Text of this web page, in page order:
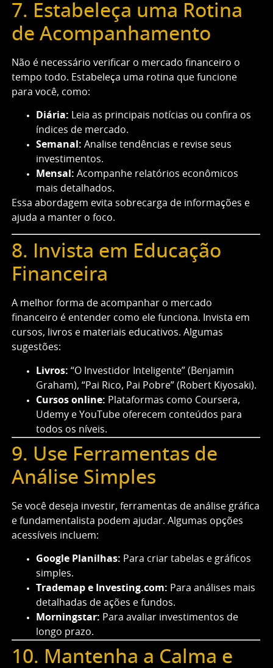
7. Estabeleça uma Rotina
de Acompanhamento
Não é necessário verificar o mercado financeiro o
tempo todo. Estabeleça uma rotina que funcione
para você, como:
Diária: Leia as principais notícias ou confira os
índices de mercado.
Semanal: Analise tendências e revise seus
investimentos.
Mensal: Acompanhe relatórios econômicos
mais detalhados.
Essa abordagem evita sobrecarga de informações e
ajuda a manter o foco.
8. Invista em Educação
Financeira
A melhor forma de acompanhar o mercado
financeiro é entender como ele funciona. Invista em
cursos, livros e materiais educativos. Algumas
sugestões:
Livros: “O Investidor Inteligente” (Benjamin
Graham), “Pai Rico, Pai Pobre” (Robert Kiyosaki).
Cursos online: Plataformas como Coursera,
Udemy e YouTube oferecem conteúdos para
todos os níveis.
9. Use Ferramentas de
Análise Simples
Se você deseja investir, ferramentas de análise gráfica
e fundamentalista podem ajudar. Algumas opções
acessíveis incluem:
Google Planilhas: Para criar tabelas e gráficos
simples.
Trademap e Investing.com: Para análises mais
detalhadas de ações e fundos.
Morningstar: Para avaliar investimentos de
longo prazo.
10. Mantenha a Calma e